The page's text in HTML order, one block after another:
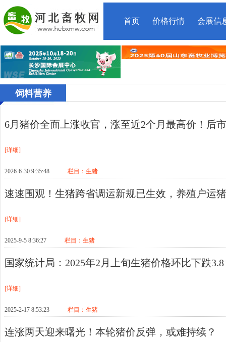
首页 价格行情 会展信
饲料营养
6月猪价全面上涨收官，涨至近2个月最高价！后
[详细]
2026-6-30 9:35:48 栏目： 生猪
速速围观！生猪跨省调运新规已生效，养殖户运
[详细]
2025-9-5 8:36:27 栏目： 生猪
国家统计局：2025年2月上旬生猪价格环比下跌
[详细]
2025-2-17 8:53:23 栏目： 生猪
连涨两天迎来曙光！本轮猪价反弹，或难持续？